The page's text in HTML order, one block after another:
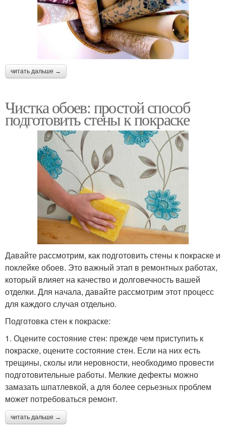
читать дальше →
Чистка обоев: простой способ
подготовить стены к покраске
Давайте рассмотрим, как подготовить стены к покраске и
поклейке обоев. Это важный этап в ремонтных работах,
который влияет на качество и долговечность вашей
отделки. Для начала, давайте рассмотрим этот процесс
для каждого случая отдельно.
Подготовка стен к покраске:
1. Оцените состояние стен: прежде чем приступить к
покраске, оцените состояние стен. Если на них есть
трещины, сколы или неровности, необходимо провести
подготовительные работы. Мелкие дефекты можно
замазать шпатлевкой, а для более серьезных проблем
может потребоваться ремонт.
читать дальше →